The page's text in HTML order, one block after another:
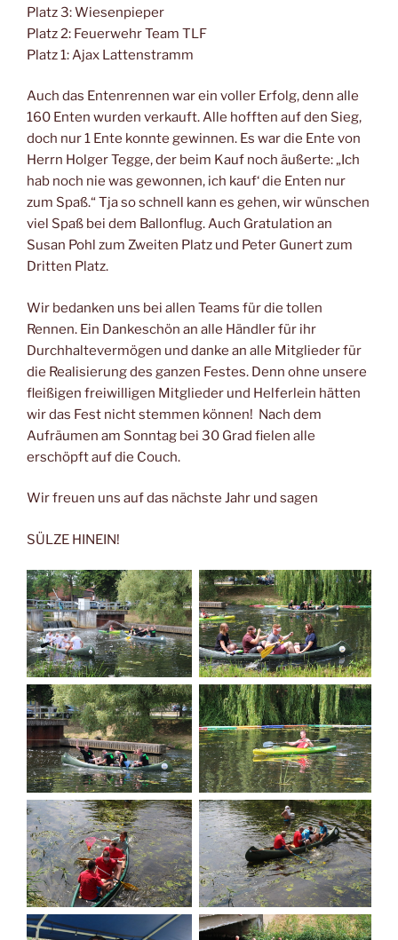
Platz 3: Wiesenpieper
Platz 2: Feuerwehr Team TLF
Platz 1: Ajax Lattenstramm
Auch das Entenrennen war ein voller Erfolg, denn alle
160 Enten wurden verkauft. Alle hofften auf den Sieg,
doch nur 1 Ente konnte gewinnen. Es war die Ente von
Herrn Holger Tegge, der beim Kauf noch äußerte: „Ich
hab noch nie was gewonnen, ich kauf‘ die Enten nur
zum Spaß.“ Tja so schnell kann es gehen, wir wünschen
viel Spaß bei dem Ballonflug. Auch Gratulation an
Susan Pohl zum Zweiten Platz und Peter Gunert zum
Dritten Platz.
Wir bedanken uns bei allen Teams für die tollen
Rennen. Ein Dankeschön an alle Händler für ihr
Durchhaltevermögen und danke an alle Mitglieder für
die Realisierung des ganzen Festes. Denn ohne unsere
fleißigen freiwilligen Mitglieder und Helferlein hätten
wir das Fest nicht stemmen können! Nach dem
Aufräumen am Sonntag bei 30 Grad fielen alle
erschöpft auf die Couch.
Wir freuen uns auf das nächste Jahr und sagen
SÜLZE HINEIN!